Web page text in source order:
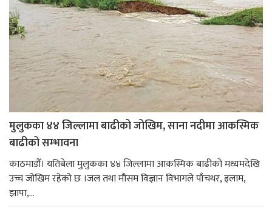
मुलुकका ४४ जिल्लामा बाढीको जोखिम, साना नदीमा आकस्मिक
बाढीको सम्भावना
काठमाडौँ। यतिबेला मुलुकका ४४ जिल्लामा आकस्मिक बाढीको मध्यमदेखि
उच्च जोखिम रहेको छ ।जल तथा मौसम विज्ञान विभागले पाँचथर, इलाम,
झापा,...